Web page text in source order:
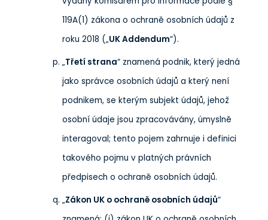
119A(1) zákona o ochraně osobních údajů z
roku 2018 („UK Addendum“).
„Třetí strana“ znamená podnik, který jedná
jako správce osobních údajů a který není
podnikem, se kterým subjekt údajů, jehož
osobní údaje jsou zpracovávány, úmyslně
interagoval; tento pojem zahrnuje i definici
takového pojmu v platných právních
předpisech o ochraně osobních údajů.
„Zákon UK o ochraně osobních údajů“